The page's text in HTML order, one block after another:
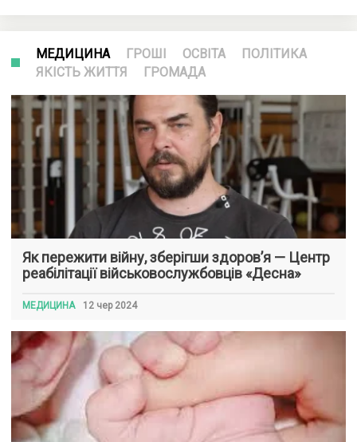
МЕДИЦИНА ГРОШІ ОСВІТА
ПОЛІТИКА
ЯКІСТЬ ЖИТТЯ
ГРОМАДА
Як пережити війну, зберігши здоров’я — Центр
реабілітації військовослужбовців «Десна»
МЕДИЦИНА 12 чер 2024